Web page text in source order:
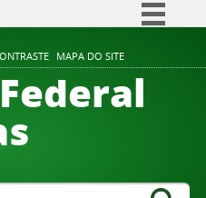
MAPA DO SITE
Comunica BR
Participe
Canais